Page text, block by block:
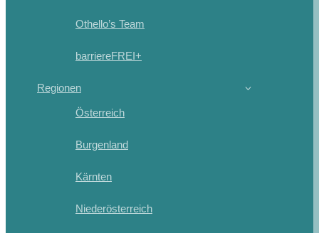
Othello’s Team
barriereFREI+
Regionen
Österreich
Burgenland
Kärnten
Niederösterreich